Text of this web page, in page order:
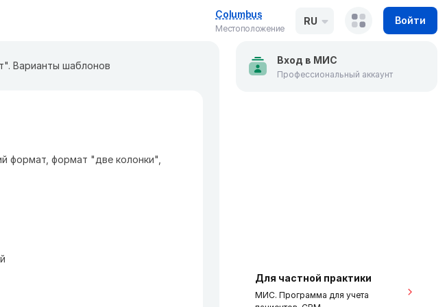
Columbus
Местоположение
RU Войти
Варианты шаблонов
формат, формат "две колонки",
Вход в МИС
Профессиональный аккаунт
Для частной практики
МИС. Программа для учета